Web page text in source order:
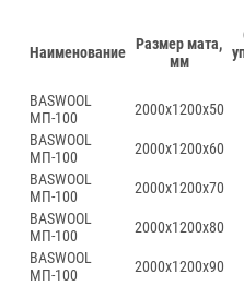
Наименование Размер мата,
мм
BASWOOL
МП-100
2000х1200х50
BASWOOL
МП-100
2000х1200х60
BASWOOL
МП-100
2000х1200х70
BASWOOL
МП-100
2000х1200х80
BASWOOL
МП-100
2000х1200х90